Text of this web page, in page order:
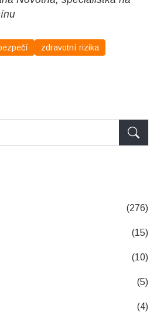
zdravotní rizika
(276)
(15)
(10)
(5)
(4)